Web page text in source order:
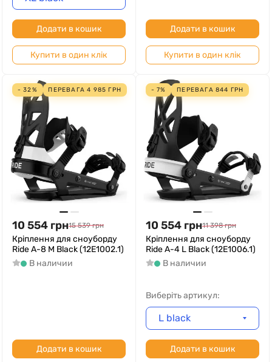
Додати в кошик
Купити в один клік
Додати в кошик
Купити в один клік
- 32% ПЕРЕВАГА4 985 ГРН
10 554 грн15 539 грн
Кріплення для сноуборду
Ride A-8 M Black (12E1002.1)
В наличии
Додати в кошик
- 7% ПЕРЕВАГА844 ГРН
10 554 грн11 398 грн
Кріплення для сноуборду
Ride A-4 L Black (12E1006.1)
В наличии
Виберіть артикул:
L black
Додати в кошик